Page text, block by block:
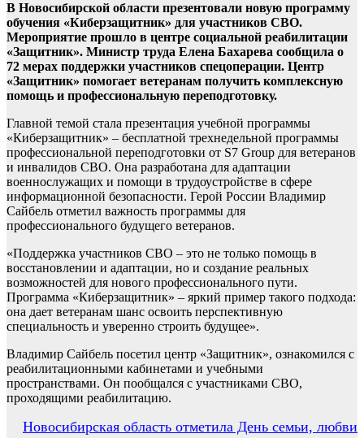
В Новосибирской области презентовали новую программу
обучения «Киберзащитник» для участников СВО.
Мероприятие прошло в центре социальной реабилитации
«Защитник». Министр труда Елена Бахарева сообщила о
72 мерах поддержки участников спецоперации. Центр
«Защитник» помогает ветеранам получить комплексную
помощь и профессиональную переподготовку.
Главной темой стала презентация учебной программы
«Киберзащитник» – бесплатной трехнедельной программы
профессиональной переподготовки от S7 Group для ветеранов
и инвалидов СВО. Она разработана для адаптации
военнослужащих и помощи в трудоустройстве в сфере
информационной безопасности. Герой России Владимир
Сайбель отметил важность программы для
профессионального будущего ветеранов.
«Поддержка участников СВО – это не только помощь в
восстановлении и адаптации, но и создание реальных
возможностей для нового профессионального пути.
Программа «Киберзащитник» – яркий пример такого подхода:
она дает ветеранам шанс освоить перспективную
специальность и уверенно строить будущее».
Владимир Сайбель посетил центр «Защитник», ознакомился с
реабилитационными кабинетами и учебными
пространствами. Он пообщался с участниками СВО,
проходящими реабилитацию.
Навигация
Новосибирская область отметила День семьи, любви